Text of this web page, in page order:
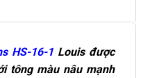
HS-16-1 Louis được
tông màu nâu mạnh